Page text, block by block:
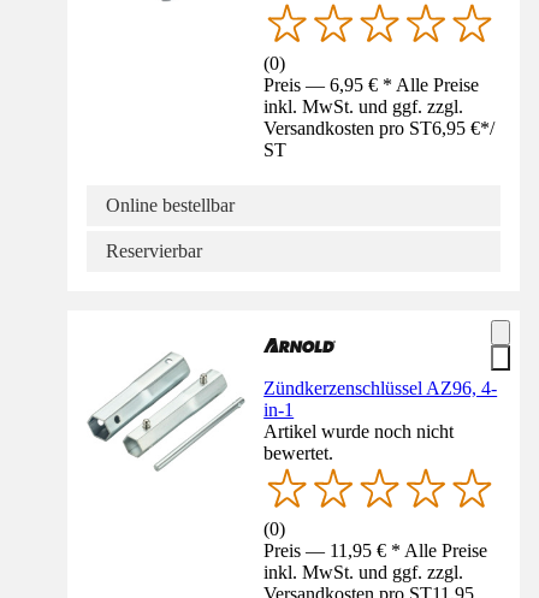
(0)
Preis — 6,95 € * Alle Preise
inkl. MwSt. und ggf. zzgl.
Versandkosten pro ST6,95 €*/
ST
Online bestellbar
Reservierbar
Zündkerzenschlüssel AZ96, 4-
in-1
Artikel wurde noch nicht
bewertet.
(0)
Preis — 11,95 € * Alle Preise
inkl. MwSt. und ggf. zzgl.